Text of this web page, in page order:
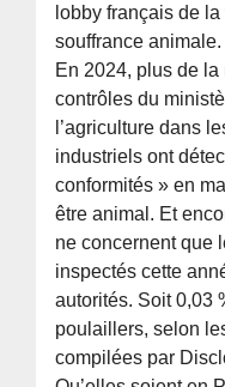
lobby français de
souffrance animale.
En 2024, plus de la
contrôles du
l’agriculture dans
industriels ont
conformités » en
être animal. Et
ne concernent que
inspectés cette
autorités. Soit 0,03
poulaillers, selon
compilées par